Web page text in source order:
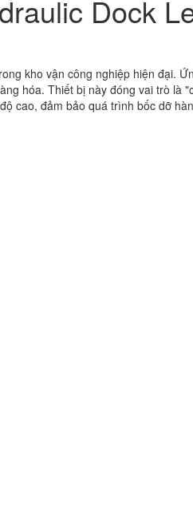
Dock
kho vận công nghiệp hiện đại.
hóa. Thiết bị này đóng vai trò là
cao, đảm bảo quá trình bốc dỡ